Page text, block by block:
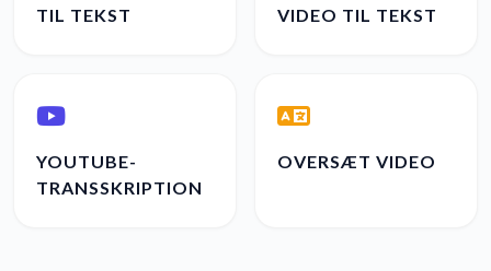
TIL TEKST
VIDEO TIL TEKST
YOUTUBE-
TRANSSKRIPTION
OVERSÆT VIDEO